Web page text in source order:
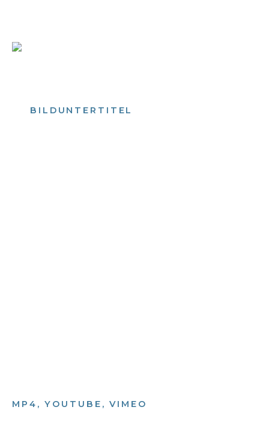
BILDUNTERTITEL
MP4, YOUTUBE, VIMEO